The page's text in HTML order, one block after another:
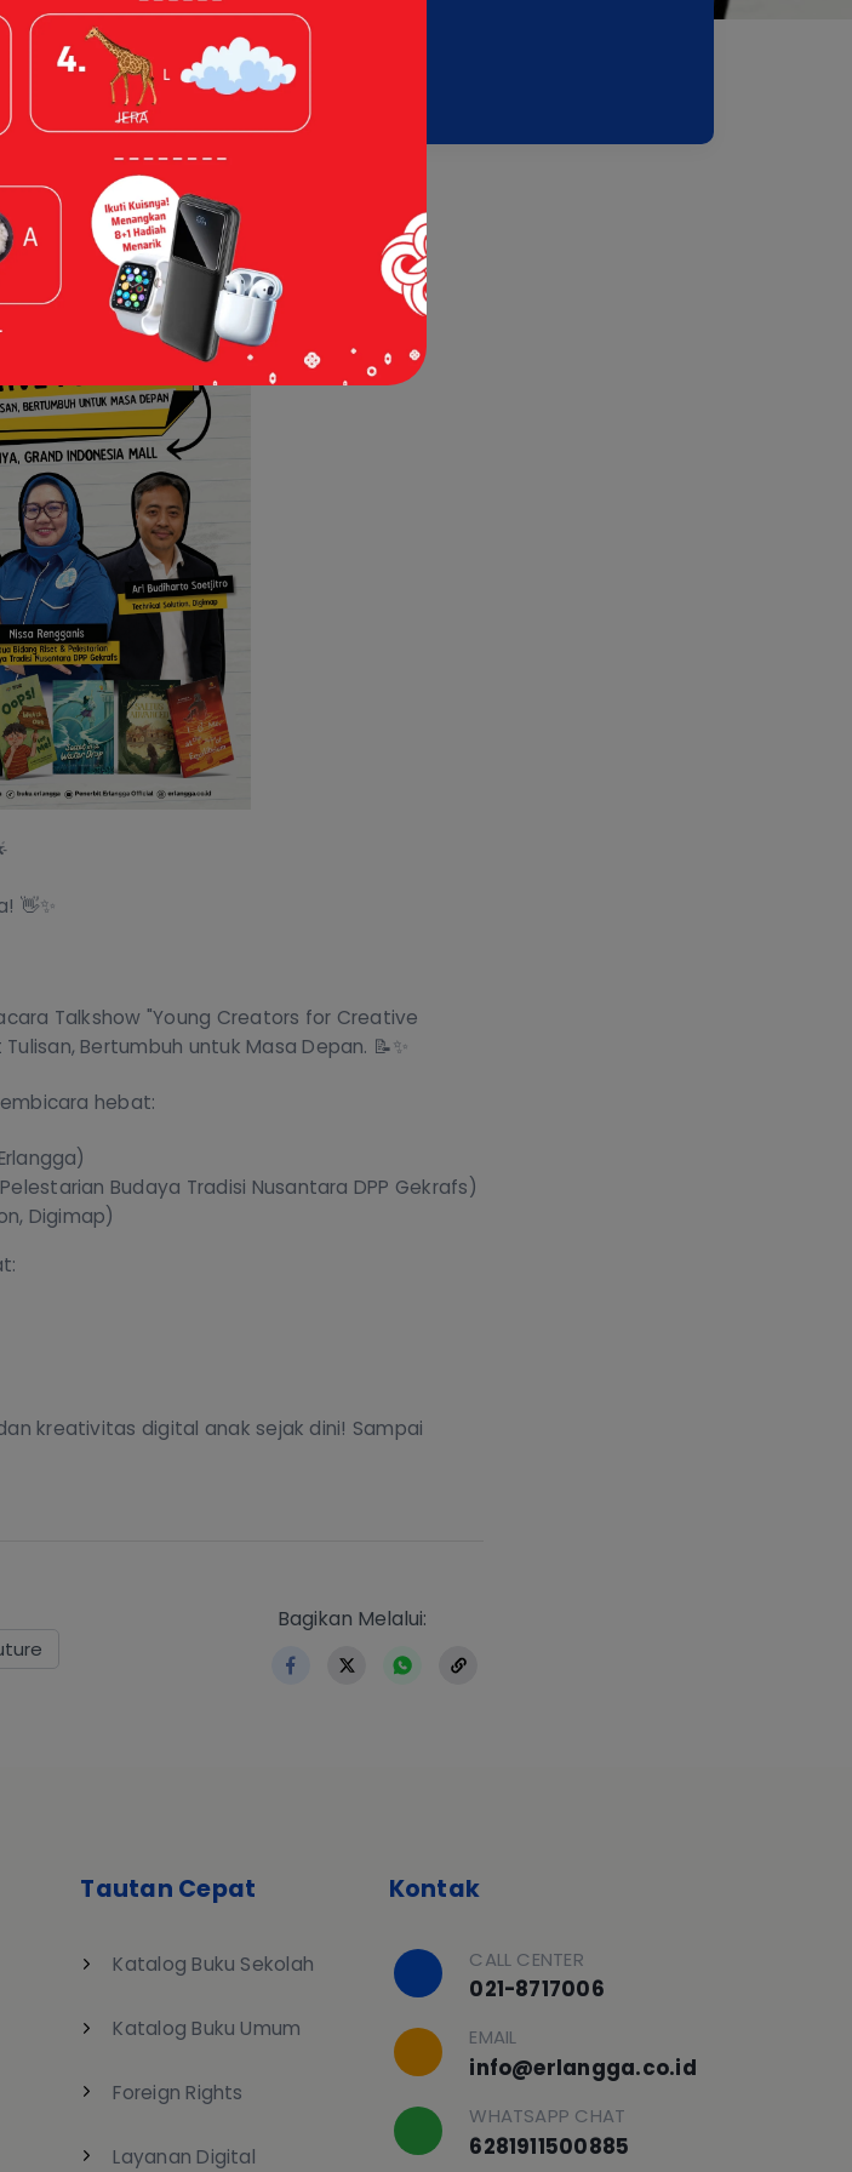
👋✨
Talkshow "Young Creators for Creative
Bertumbuh untuk Masa Depan. 📝✨
hebat:
Budaya Tradisi Nusantara DPP Gekrafs)
Digimap)
kreativitas digital anak sejak dini! Sampai
Bagikan Melalui:
Tautan Cepat
Katalog Buku Sekolah
Katalog Buku Umum
Foreign Rights
Layanan Digital
Kontak
CALL CENTER
021-8717006
EMAIL
info@erlangga.co.id
WHATSAPP CHAT
6281911500885